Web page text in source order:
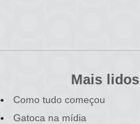
Mais lidos
Como tudo começou
Gatoca na mídia